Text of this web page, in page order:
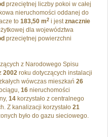
przeciętnej liczby pokoi w całej
nieruchomości oddanej do
to 183,50 m2 i jestznacznie
dla województwa
przeciętnej powierzchni
z Narodowego Spisu
2002 roku dotyczących instalacji
wówczas mieszkań 26
16 nieruchomości
14 korzystało z centralnego
Z kanalizacji korzystało 21
było do gazu sieciowego.